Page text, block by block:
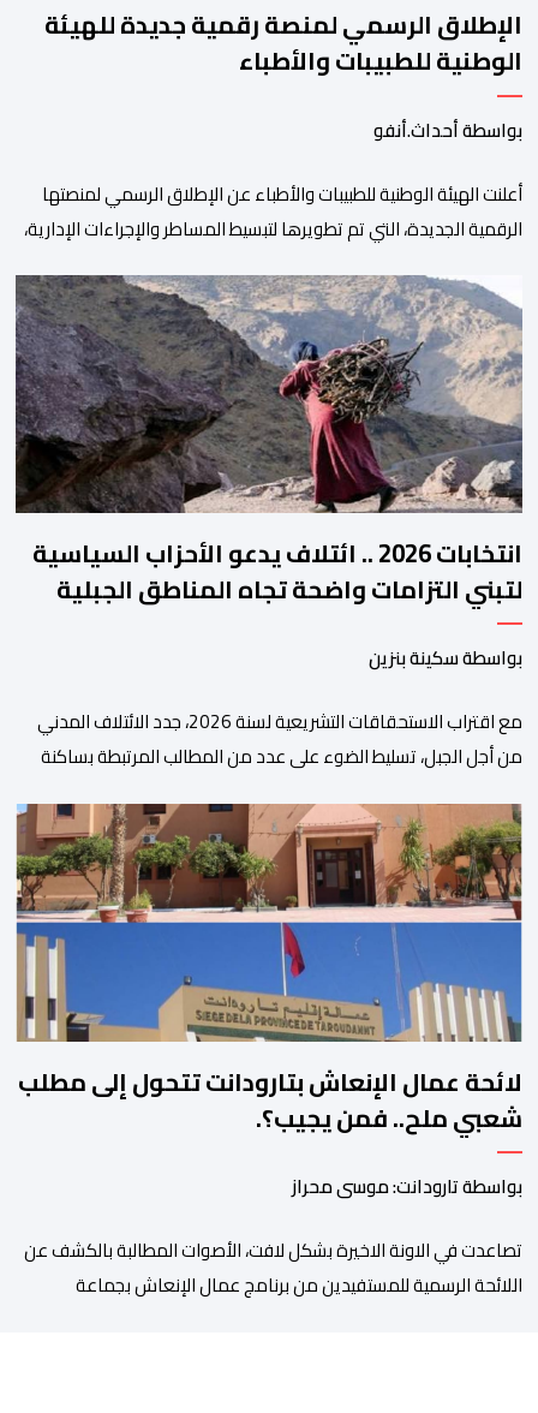
الإطلاق الرسمي لمنصة رقمية جديدة للهيئة
الوطنية للطبيبات والأطباء
بواسطة أحداث.أنفو
أعلنت الهيئة الوطنية للطبيبات والأطباء عن الإطلاق الرسمي لمنصتها
الرقمية الجديدة، التي تم تطويرها لتبسيط المساطر والإجراءات الإدارية،
والمجالس الجهوية للهيئة إلى جانب الهيئة الوطنية. وذكر بلاغ للهيئة أن
هذه المنصة، التي تم إطلاقها في إطار استراتيجيتها الرامية إلى التحديث
والتحول الرقمي، تشكل خطوة مهمة في […]
انتخابات 2026 .. ائتلاف يدعو الأحزاب السياسية
لتبني التزامات واضحة تجاه المناطق الجبلية
بواسطة سكينة بنزين
مع اقتراب الاستحقاقات التشريعية لسنة 2026، جدد الائتلاف المدني
من أجل الجبل، تسليط الضوء على عدد من المطالب المرتبطة بساكنة
فيها الأحزاب السياسية، إلى ادراج 10 التزامات ضمن برامجها الانتخابية
المنتظرة، في إطار تعاقد سياسي مع المناطق الجبلية والانتقال من
الوعود الانتخابية إلى التزامات عملية […]
لائحة عمال الإنعاش بتارودانت تتحول إلى مطلب
شعبي ملح.. فمن يجيب؟.
بواسطة تارودانت: موسى محراز
تصاعدت في الاونة الاخيرة بشكل لافت، الأصوات المطالبة بالكشف عن
اللائحة الرسمية للمستفيدين من برنامج عمال الإنعاش بجماعة